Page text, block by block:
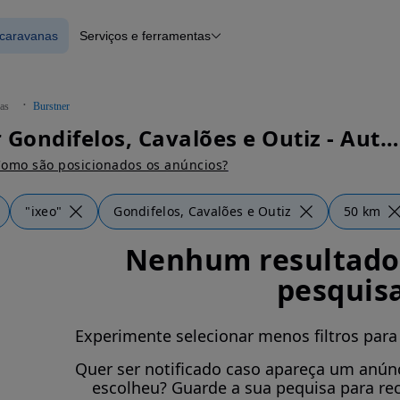
Serviços e ferramentas
Burstner
Burstner Gondifelos, Cavalões e Outiz - Autocaravanas
são posicionados os anúncios?
"ixeo" Gondifelos, Cavalões e Outiz 50 km
Nenhum
Experimente selecionar menos filtros
Quer ser notificado caso apareça um
escolheu? Guarde a sua pequisa para